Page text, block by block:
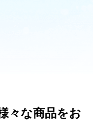
々な商品をお